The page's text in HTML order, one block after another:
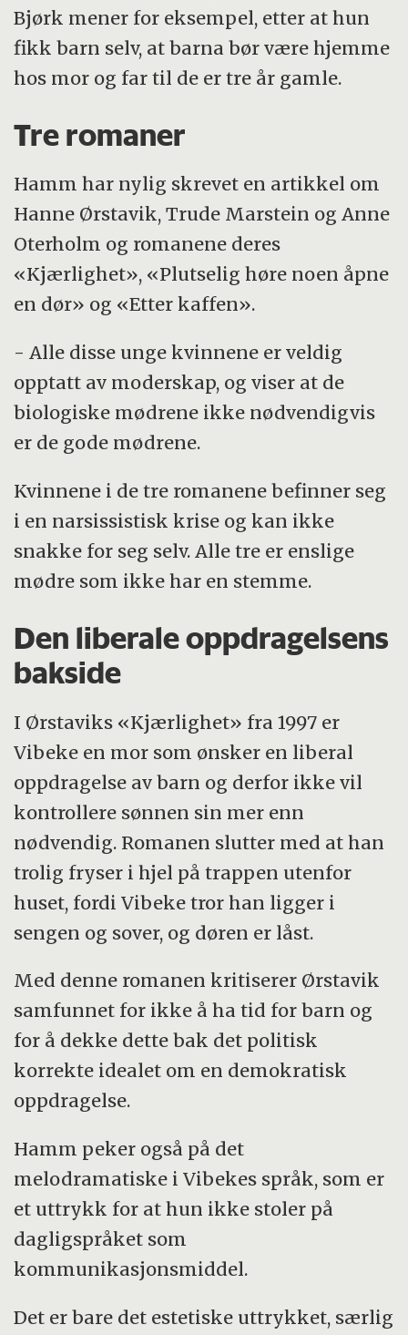
Bjørk mener for eksempel, etter at hun
fikk barn selv, at barna bør være hjemme
hos mor og far til de er tre år gamle.
Tre romaner
Hamm har nylig skrevet en artikkel om
Hanne Ørstavik, Trude Marstein og Anne
Oterholm og romanene deres
«Kjærlighet», «Plutselig høre noen åpne
en dør» og «Etter kaffen».
- Alle disse unge kvinnene er veldig
opptatt av moderskap, og viser at de
biologiske mødrene ikke nødvendigvis
er de gode mødrene.
Kvinnene i de tre romanene befinner seg
i en narsissistisk krise og kan ikke
snakke for seg selv. Alle tre er enslige
mødre som ikke har en stemme.
Den liberale oppdragelsens
bakside
I Ørstaviks «Kjærlighet» fra 1997 er
Vibeke en mor som ønsker en liberal
oppdragelse av barn og derfor ikke vil
kontrollere sønnen sin mer enn
nødvendig. Romanen slutter med at han
trolig fryser i hjel på trappen utenfor
huset, fordi Vibeke tror han ligger i
sengen og sover, og døren er låst.
Med denne romanen kritiserer Ørstavik
samfunnet for ikke å ha tid for barn og
for å dekke dette bak det politisk
korrekte idealet om en demokratisk
oppdragelse.
Hamm peker også på det
melodramatiske i Vibekes språk, som er
et uttrykk for at hun ikke stoler på
dagligspråket som
kommunikasjonsmiddel.
Det er bare det estetiske uttrykket, særlig